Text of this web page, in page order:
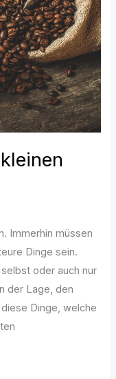
Immerhin müssen
Dinge sein.
oder auch nur
der Lage, den
Dinge, welche